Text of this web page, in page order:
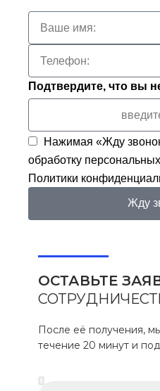
Подтвердите, что вы
Нажимая «Жду
обработку
Политики
Жду
ОСТАВЬТЕ
После её получения,
течение 20 минут и